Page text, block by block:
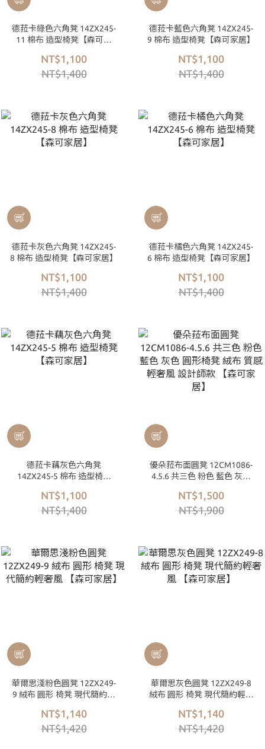
德菈卡綠色六角凳 14ZX245-
11 棉布 造型椅凳【森可家
NT$1,100
NT$1,400
德菈卡藍色六角凳 14ZX245-
9 棉布 造型椅凳【森可家居】
NT$1,100
NT$1,400
德菈卡灰色六角凳 14ZX245-
8 棉布 造型椅凳【森可家居】
NT$1,100
NT$1,400
德菈卡橘色六角凳 14ZX245-
6 棉布 造型椅凳【森可家居】
NT$1,100
NT$1,400
德菈卡藕灰色六角凳
14ZX245-5 棉布 造型椅凳
NT$1,100
NT$1,400
優朵菈布面圓凳 12CM1086-
4.5.6 共三色 粉色 藍色 灰色
計師款 【森可家居】
NT$1,500
NT$1,900
華爾思淺粉色圓凳 12ZX249-
9 絨布 圓形 椅凳 現代簡約輕
NT$1,140
NT$1,420
華爾思灰色圓凳 12ZX249-8
絨布 圓形 椅凳 現代簡約輕奢
NT$1,140
NT$1,420